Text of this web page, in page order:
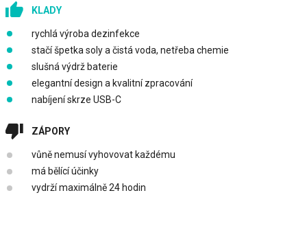
KLADY
rychlá výroba dezinfekce
stačí špetka soly a čistá voda, netřeba chemie
slušná výdrž baterie
elegantní design a kvalitní zpracování
nabíjení skrze USB-C
ZÁPORY
vůně nemusí vyhovovat každému
má bělící účinky
vydrží maximálně 24 hodin